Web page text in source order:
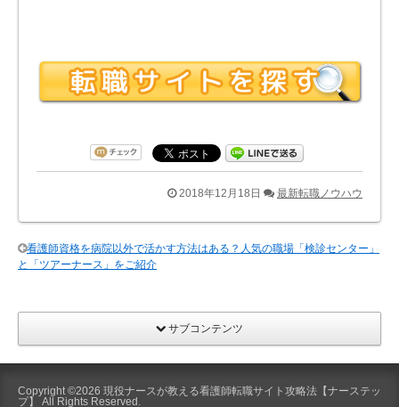
2018年12月18日 最新転職ノウハウ
看護師資格を病院以外で活かす方法はある？人気の職場「検診センター」
と「ツアーナース」をご紹介
サブコンテンツ
Copyright ©2026 現役ナースが教える看護師転職サイト攻略法【ナーステッ
プ】
All Rights Reserved.